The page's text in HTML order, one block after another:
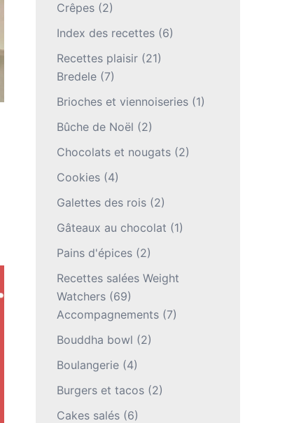
Crêpes(2)
Index des recettes(6)
Recettes plaisir(21)
Bredele(7)
Brioches et viennoiseries(1)
Bûche de Noël (2)
Chocolats et nougats(2)
Cookies(4)
Galettes des rois(2)
Gâteaux au chocolat (1)
Pains d'épices(2)
Recettes salées Weight
Watchers(69)
Accompagnements(7)
Bouddha bowl (2)
Boulangerie(4)
Burgers et tacos(2)
Cakes salés(6)